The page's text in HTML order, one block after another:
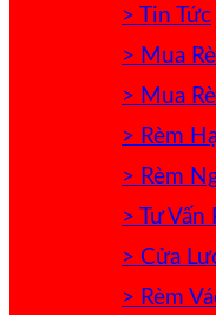
> Tin Tức
> Mua
> Mua
> Rèm
> Rèm
> Tư Vấn
> Cửa
> Rèm